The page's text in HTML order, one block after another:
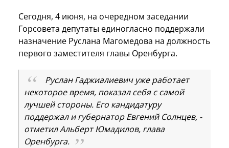
Сегодня, 4 июня, на очередном заседании
Горсовета депутаты единогласно поддержали
назначение Руслана Магомедова на должность
первого заместителя главы Оренбурга.
Руслан Гаджиалиевич уже работает
некоторое время, показал себя с самой
лучшей стороны. Его кандидатуру
поддержал и губернатор Евгений Солнцев, -
отметил Альберт Юмадилов, глава
Оренбурга.